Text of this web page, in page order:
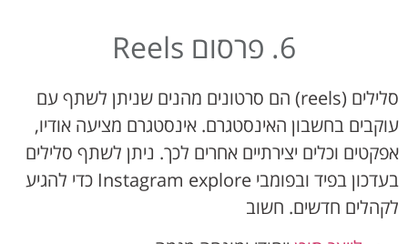
6. פרסום Reels
סלילים (reels) הם סרטונים מהנים שניתן לשתף עם
עוקבים בחשבון האינסטגרם. אינסטגרם מציעה אודיו,
אפקטים וכלים יצירתיים אחרים לכך. ניתן לשתף סלילים
בעדכון בפיד ובפומבי Instagram explore כדי להגיע
לקהלים חדשים. חשוב